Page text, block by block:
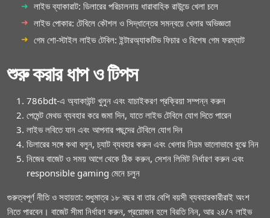
লাইভ ব্যাকারাট: ডিলারের পরিচালনায় ধারাবাহিক রাউন্ডে খেলা চলে
লাইভ পোকার: টেবিলে কৌশল ও সিদ্ধান্তের সমন্বয়ে খেলার অভিজ্ঞতা
গেম শো-স্টাইল লাইভ টেবিল: ইন্টারঅ্যাকটিভ ফিচার ও বিশেষ গেম ফরম্যাট
শুরু করার ধাপ ও টিপস
786bdt-এ অ্যাকাউন্ট খুলুন এবং যাচাইকরণ প্রক্রিয়া সম্পন্ন করুন
পেমেন্ট মেথড ব্যবহার করে জমা দিন, যাতে লাইভ টেবিলে যোগ দিতে পারেন
লাইভ লবিতে যান এবং আপনার পছন্দের টেবিলে যোগ দিন
ডিলারের সঙ্গে কথা বলুন, চ্যাট ব্যবহার করুন এবং খেলার নিয়ম ভালোভাবে বুঝে নিন
নিজের বাজেট ও সময় আগে থেকে ঠিক করুন, সেশন লিমিট নির্ধারণ করুন এবং
responsible gaming মেনে চলুন
গুরুত্বপূর্ণ নীতি ও সহায়তা: শুধুমাত্র ১৮ বছর বা তার বেশি বয়সী ব্যবহারকারীরাই অংশ
নিতে পারবেন। বাজেট সীমা নির্ধারণ করুন, প্রয়োজন হলে বিরতি নিন, আর ২৪/৭ লাইভ